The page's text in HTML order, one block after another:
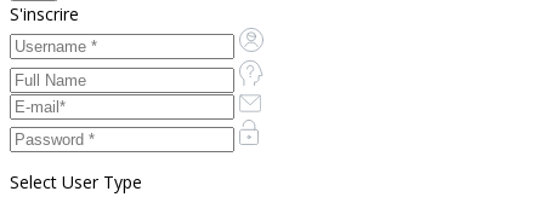
S'inscrire
Select User Type